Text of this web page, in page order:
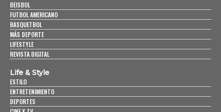
BEISBOL
FUTBOL AMERICANO
BASQUETBOL
MÁS DEPORTE
LIFESTYLE
REVISTA DIGITAL
Life & Style
ESTILO
ENTRETENIMIENTO
DEPORTES